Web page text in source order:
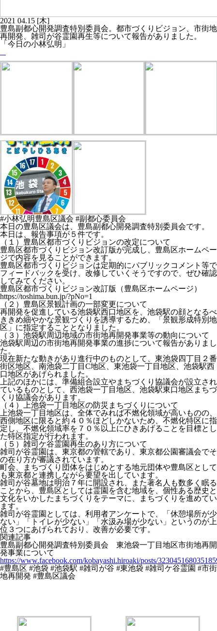
2021 04.15 [木]
豊島副都心開発調査特別委員会。都市づくりビジョン、市街地
再開発、雑司が谷霊園再生等について報告がありました。
「今日の小林弘明」
#小林弘明豊島区議会 #副都心委員会
本日の豊島区議会は、豊島副都心開発調査特別委員会です。
本日は、報告事項が５件です。
（１）豊島区都市づくりビジョンの改定について
豊島区都市づくりビジョン改訂版が完成し、豊島区ホームペー
ジで内容を見ることができます。
豊島区都市づくりビジョンは定期的にパブリックコメント等で
フィードバックを受け、改修していくそうですので、ぜひ確認
してみてください。
豊島区都市づくりビジョン改訂版（豊島区ホームページ）
https://toshima.bun.jp/?pNo=1
（２）豊島区景観計画の一部変更について
再開発を促進している池袋駅西口地区を、池袋駅の顔となるべ
ききめ細やかな景観づくりを誘導するため、「景観形成特別地
区」に指定することとなりました。
（３）池袋駅周辺地域の市街地再開発事業等の動向について
池袋駅周辺の市街地再開発事業の進捗について報告がありまし
た。
現在新たな動きがあり進行中のものとして、東池袋四丁目２番
街区地区、南池袋二丁目C地区、東池袋一丁目地区、池袋駅西
口地区があげられました。
上記のほかには、準備組合設立やまちづくり協議会が設立され
ているものとして、西池袋一丁目地区、池袋駅東口地区まちづ
くり協議会があります。
（４）上池袋一丁目地区の防災まちづくりについて
上池袋一丁目地区は、全体でみれば不燃化領域が高いものの、
西側地区に限ると約４０％ほどしかないため、不燃化特区に指
定し、不燃化領域率を７０％以上にひきあげることを目標とし
た特区指定が行われます。
（５）雑司ケ谷霊園再生のあり方について
雑司が谷霊園は、東京都の管轄であり、東京都公園審議会でそ
の在り方が審議されています。
町会、まちづくり団体をはじめとする地元団体や豊島区として
も東京都と連携しながら要望を出しています。
雑司が谷墓地は明治７年に開設され、また著名人も数多く眠る
ことから、豊島区としては霊園を含む地域を、個性ある歴史と
文化をいかしたまちづくりをテーマに、まちづくりを進めてい
ます。
雑司が谷霊園としては、利用者アンケートで、「休憩場所が少
ない」「トイレが少ない」「水汲み場が少ない」というのが上
位３つにあげられており、改善が必要です。
関連記事
豊島副都心開発調査特別委員会 東池袋一丁目地区市街地再開
発事業について
https://www.facebook.com/kobayashi.hiroaki/posts/
#豊島区 #池袋 #池袋駅 #雑司が谷 #東池袋 #雑司ケ谷霊園 #市街
地再開発 #豊島区議会